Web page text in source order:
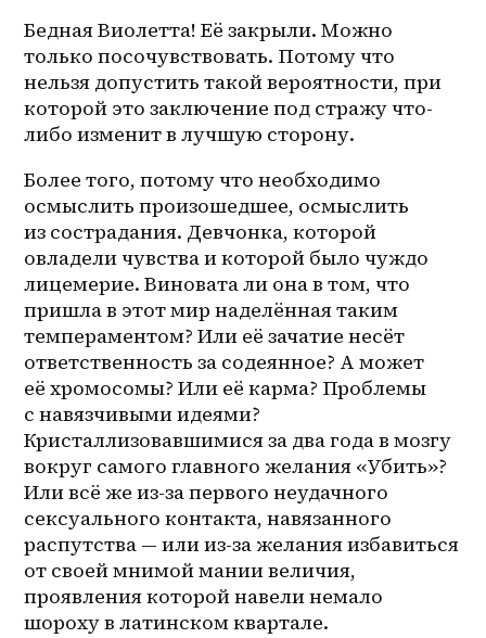
Бедная Виолетта! Её закрыли. Можно
только посочувствовать. Потому что
нельзя допустить такой вероятности, при
которой это заключение под стражу что-
либо изменит в лучшую сторону.
Более того, потому что необходимо
осмыслить произошедшее, осмыслить
из сострадания. Девчонка, которой
овладели чувства и которой было чуждо
лицемерие. Виновата ли она в том, что
пришла в этот мир наделённая таким
темпераментом? Или её зачатие несёт
ответственность за содеянное? А может
её хромосомы? Или её карма? Проблемы
с навязчивыми идеями?
Кристаллизовавшимися за два года в мозгу
вокруг самого главного желания «Убить»?
Или всё же из-за первого неудачного
сексуального контакта, навязанного
распутства — или из-за желания избавиться
от своей мнимой мании величия,
проявления которой навели немало
шороху в латинском квартале.